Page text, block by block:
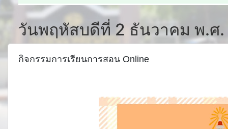
วันพฤหัสบดีที่ 2 ธันวาคม พ.ศ
กิจกรรมการเรียนการสอน Online